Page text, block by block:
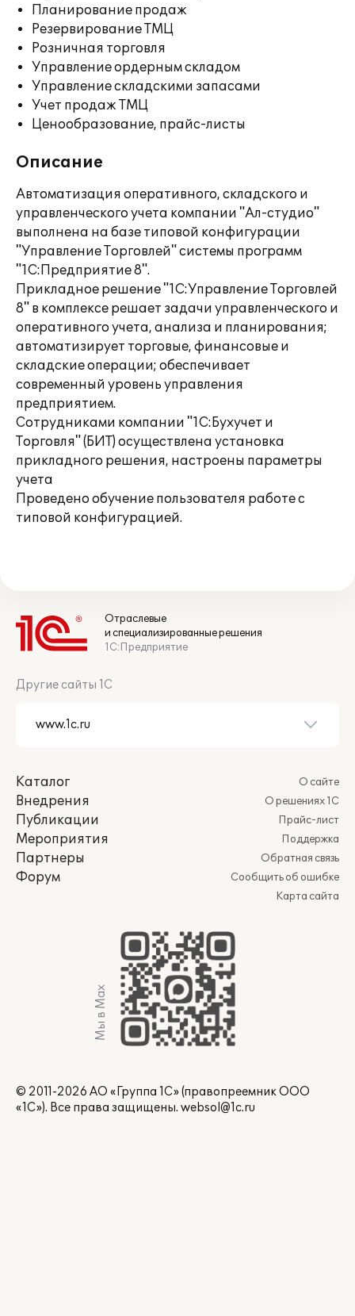
Планирование продаж
Резервирование ТМЦ
Розничная торговля
Управление ордерным складом
Управление складскими запасами
Учет продаж ТМЦ
Ценообразование, прайс-листы
Описание
Автоматизация оперативного, складского и
управленческого учета компании "Ал-студио"
выполнена на базе типовой конфигурации
"Управление Торговлей" системы программ
"1С:Предприятие 8".
Прикладное решение "1С:Управление Торговлей
8" в комплексе решает задачи управленческого и
оперативного учета, анализа и планирования;
автоматизирует торговые, финансовые и
складские операции; обеспечивает
современный уровень управления
предприятием.
Сотрудниками компании "1С:Бухучет и
Торговля" (БИТ) осуществлена установка
прикладного решения, настроены параметры
учета
Проведено обучение пользователя работе с
типовой конфигурацией.
Отраслевые
и специализированные решения
1С:Предприятие
Другие сайты 1С
Каталог
Внедрения
Публикации
Мероприятия
Партнеры
Форум
О сайте
О решениях 1С
Прайс-лист
Поддержка
Обратная связь
Сообщить об ошибке
Карта сайта
Мы в Max
© 2011-2026 АО «Группа 1С» (правопреемник ООО
«1С»). Все права защищены. websol@1c.ru